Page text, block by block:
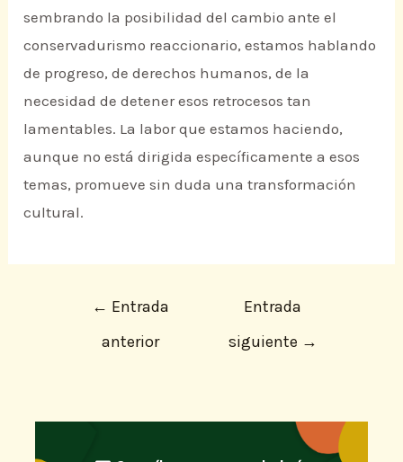
sembrando la posibilidad del cambio ante el
conservadurismo reaccionario, estamos hablando
de progreso, de derechos humanos, de la
necesidad de detener esos retrocesos tan
lamentables. La labor que estamos haciendo,
aunque no está dirigida específicamente a esos
temas, promueve sin duda una transformación
cultural.
← Entrada
anterior
Entrada
siguiente →